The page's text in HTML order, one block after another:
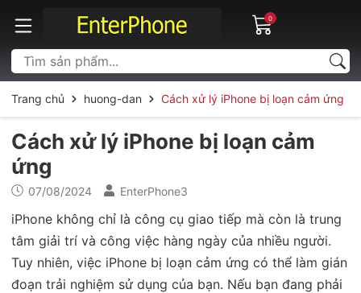
0
Trang chủ huong-dan Cách xử lý iPhone bị loạn cảm ứng
Cách xử lý iPhone bị loạn cảm
ứng
07/08/2024 EnterPhone3
iPhone không chỉ là công cụ giao tiếp mà còn là trung
tâm giải trí và công việc hàng ngày của nhiều người.
Tuy nhiên, việc iPhone bị loạn cảm ứng có thể làm gián
đoạn trải nghiệm sử dụng của bạn. Nếu bạn đang phải